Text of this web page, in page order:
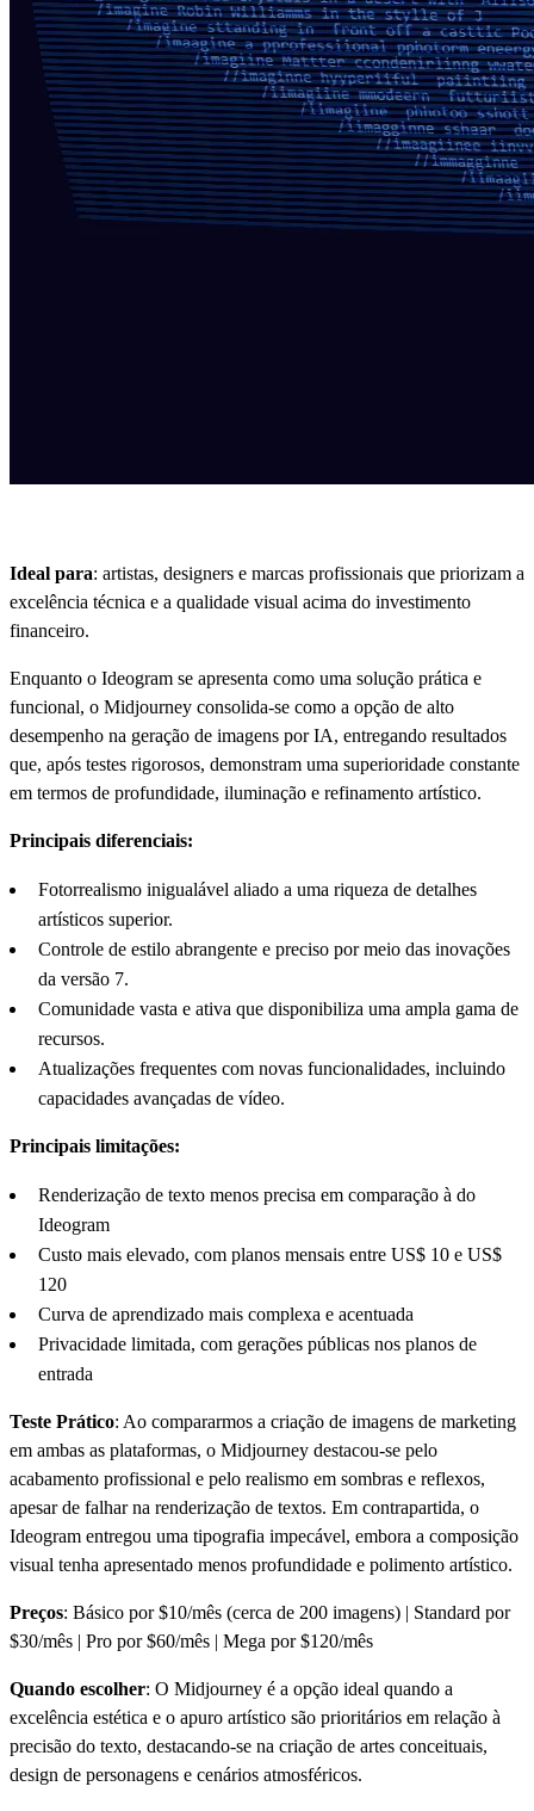
Ideal para: artistas, designers e marcas profissionais que priorizam a
excelência técnica e a qualidade visual acima do investimento
financeiro.
Enquanto o Ideogram se apresenta como uma solução prática e
funcional, o Midjourney consolida-se como a opção de alto
desempenho na geração de imagens por IA, entregando resultados
que, após testes rigorosos, demonstram uma superioridade constante
em termos de profundidade, iluminação e refinamento artístico.
Principais diferenciais:
Fotorrealismo inigualável aliado a uma riqueza de detalhes
artísticos superior.
Controle de estilo abrangente e preciso por meio das inovações
da versão 7.
Comunidade vasta e ativa que disponibiliza uma ampla gama de
recursos.
Atualizações frequentes com novas funcionalidades, incluindo
capacidades avançadas de vídeo.
Principais limitações:
Renderização de texto menos precisa em comparação à do
Ideogram
Custo mais elevado, com planos mensais entre US$ 10 e US$
120
Curva de aprendizado mais complexa e acentuada
Privacidade limitada, com gerações públicas nos planos de
entrada
Teste Prático: Ao compararmos a criação de imagens de marketing
em ambas as plataformas, o Midjourney destacou-se pelo
acabamento profissional e pelo realismo em sombras e reflexos,
apesar de falhar na renderização de textos. Em contrapartida, o
Ideogram entregou uma tipografia impecável, embora a composição
visual tenha apresentado menos profundidade e polimento artístico.
Preços: Básico por $10/mês (cerca de 200 imagens) | Standard por
$30/mês | Pro por $60/mês | Mega por $120/mês
Quando escolher: O Midjourney é a opção ideal quando a
excelência estética e o apuro artístico são prioritários em relação à
precisão do texto, destacando-se na criação de artes conceituais,
design de personagens e cenários atmosféricos.